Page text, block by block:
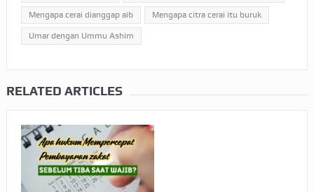
Mengapa cerai dianggap aib Mengapa citra cerai itu buruk
Umar dengan Ummu Ashim
RELATED ARTICLES